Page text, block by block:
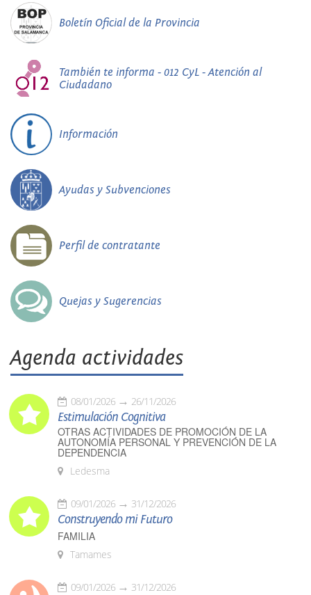
Boletín Oficial de la Provincia
También te informa - 012 CyL - Atención al
Ciudadano
Información
Ayudas y Subvenciones
Perfil de contratante
Quejas y Sugerencias
Agenda actividades
08/01/2026 26/11/2026
Estimulación Cognitiva
OTRAS ACTIVIDADES DE PROMOCIÓN DE LA
AUTONOMÍA PERSONAL Y PREVENCIÓN DE LA
DEPENDENCIA
Ledesma
09/01/2026 31/12/2026
Construyendo mi Futuro
FAMILIA
Tamames
09/01/2026 31/12/2026